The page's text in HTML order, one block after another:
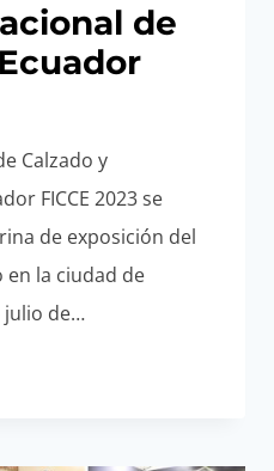
de
Calzado y
FICCE 2023 se
de exposición del
en la ciudad de
julio de…